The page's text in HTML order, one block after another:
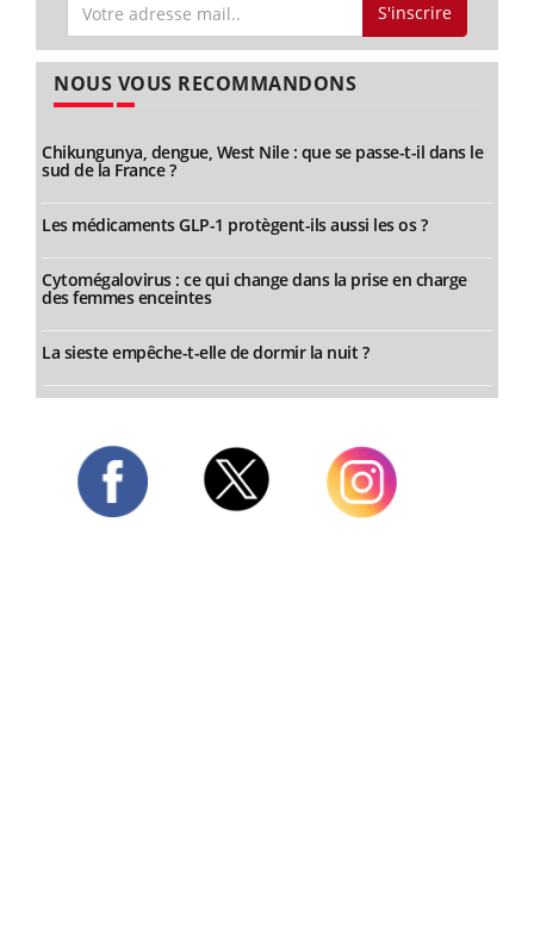
S'inscrire
NOUS VOUS RECOMMANDONS
Chikungunya, dengue, West Nile : que se passe-t-il dans le
sud de la France ?
Les médicaments GLP-1 protègent-ils aussi les os ?
Cytomégalovirus : ce qui change dans la prise en charge
des femmes enceintes
La sieste empêche-t-elle de dormir la nuit ?